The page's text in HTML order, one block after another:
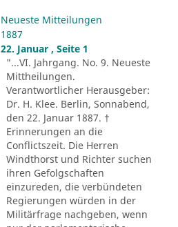
Neueste Mitteilungen
1887
22. Januar , Seite 1
"...VI. Jahrgang. No. 9. Neueste
Mittheilungen.
Verantwortlicher Herausgeber:
Dr. H. Klee. Berlin, Sonnabend,
den 22. Januar 1887. †
Erinnerungen an die
Conflictszeit. Die Herren
Windthorst und Richter suchen
ihren Gefolgschaften
einzureden, die verbündeten
Regierungen würden in der
Militärfrage nachgeben, wenn